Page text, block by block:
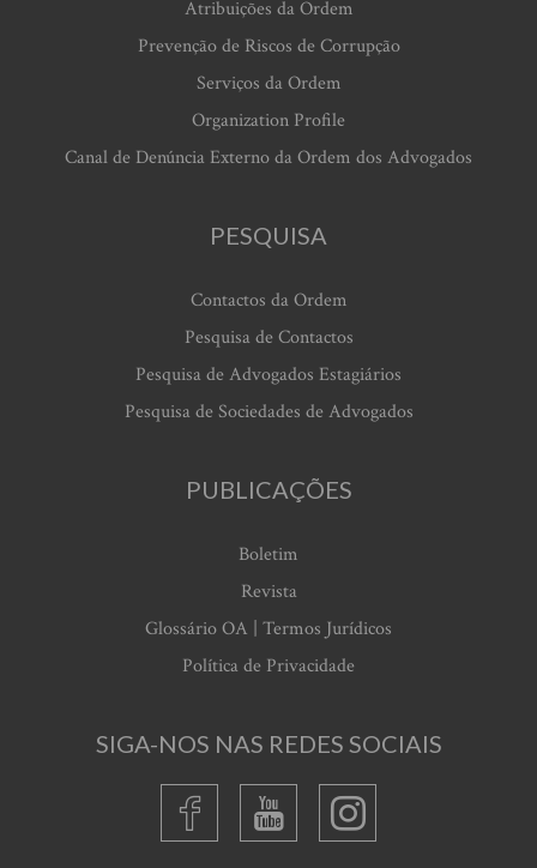
Atribuições da Ordem
Prevenção de Riscos de Corrupção
Serviços da Ordem
Organization Profile
Canal de Denúncia Externo da Ordem dos Advogados
PESQUISA
Contactos da Ordem
Pesquisa de Contactos
Pesquisa de Advogados Estagiários
Pesquisa de Sociedades de Advogados
PUBLICAÇÕES
Boletim
Revista
Glossário OA | Termos Jurídicos
Política de Privacidade
SIGA-NOS NAS REDES SOCIAIS